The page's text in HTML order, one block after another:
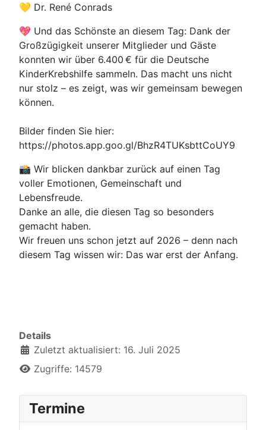
💛 Dr. René Conrads
💖 Und das Schönste an diesem Tag: Dank der
Großzügigkeit unserer Mitglieder und Gäste
konnten wir über 6.400 € für die Deutsche
KinderKrebshilfe sammeln. Das macht uns nicht
nur stolz – es zeigt, was wir gemeinsam bewegen
können.
Bilder finden Sie hier:
https://photos.app.goo.gl/BhzR4TUKsbttCoUY9
📸 Wir blicken dankbar zurück auf einen Tag
voller Emotionen, Gemeinschaft und
Lebensfreude.
Danke an alle, die diesen Tag so besonders
gemacht haben.
Wir freuen uns schon jetzt auf 2026 – denn nach
diesem Tag wissen wir: Das war erst der Anfang.
Details
Zuletzt aktualisiert: 16. Juli 2025
Zugriffe: 14579
Termine